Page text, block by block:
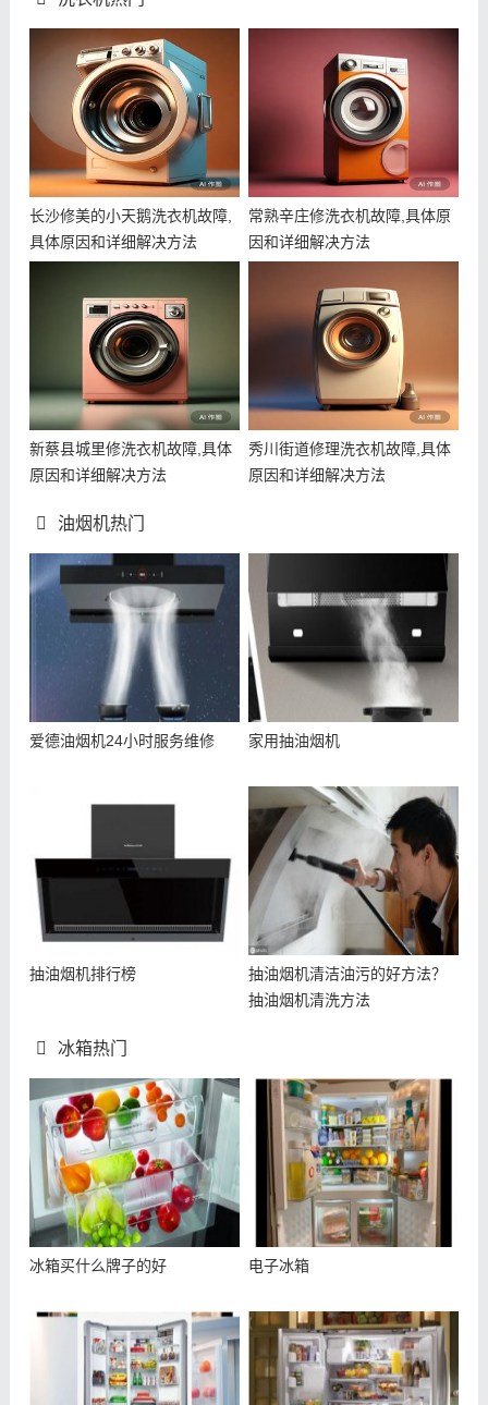
长沙修美的小天鹅洗衣机故障,
具体原因和详细解决方法
常熟辛庄修洗衣机故障,具体原
因和详细解决方法
新蔡县城里修洗衣机故障,具体
原因和详细解决方法
秀川街道修理洗衣机故障,具体
原因和详细解决方法
油烟机热门
爱德油烟机24小时服务维修 家用抽油烟机
抽油烟机排行榜
抽油烟机清洁油污的好方法？
抽油烟机清洗方法
冰箱热门
冰箱买什么牌子的好 电子冰箱